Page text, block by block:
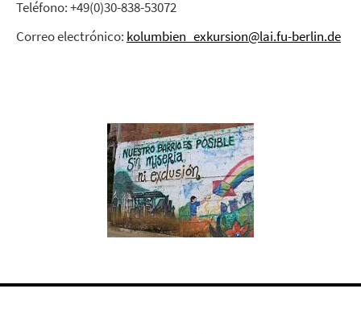
Teléfono: +49(0)30-838-53072
Correo electrónico: kolumbien_exkursion@lai.fu-berlin.de